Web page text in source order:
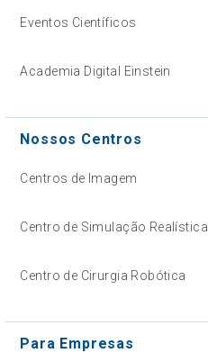
Eventos Científicos
Academia Digital Einstein
Nossos Centros
Centros de Imagem
Centro de Simulação Realística
Centro de Cirurgia Robótica
Para Empresas